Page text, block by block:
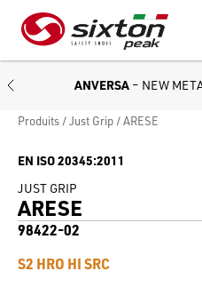
ANVERSA – NEW
Produits Just Grip ARESE
EN ISO 20345:2011
JUST GRIP
ARESE
98422-02
S2 HRO HI SRC